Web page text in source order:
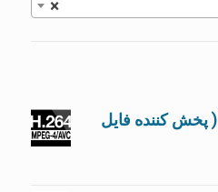
×
نرم افزار H.264 Player ( پخش کننده فایل